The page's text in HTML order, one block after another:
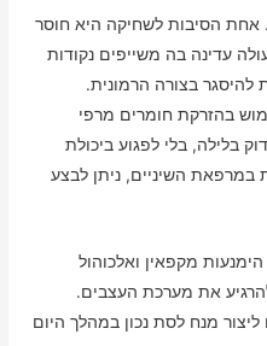
אחת הסיבות לשחיקה היא חוסר
עדינה בה משייפים נקודות
בצורה הרמונית.
בהזרקת חומרים מרפי
בלילה, בלי לפגוע ביכולת
במרפאת השיניים, ניתן לבצע
מקפאין ואלכוהול
את מערכת העצבים.
ליצור מנח לסת נכון במהלך היום